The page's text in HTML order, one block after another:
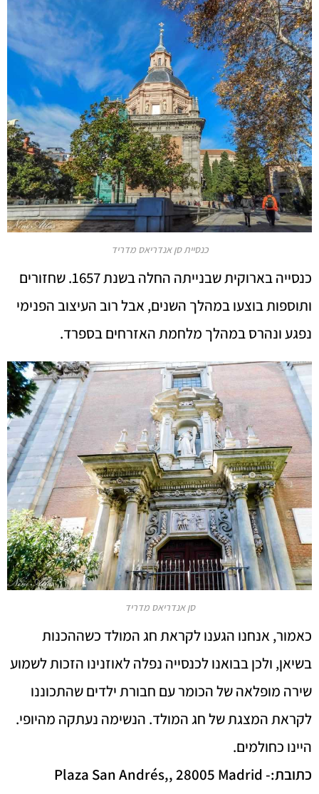
כנסיית סן אנדריאס מדריד
כנסייה בארוקית שבנייתה החלה בשנת 1657. שחזורים
ותוספות בוצעו במהלך השנים, אבל רוב העיצוב הפנימי
נפגע ונהרס במהלך מלחמת האזרחים בספרד.
סן אנדריאס מדריד
כאמור, אנחנו הגענו לקראת חג המולד כשההכנות
בשיאן, ולכן בבואנו לכנסייה נפלה לאוזנינו הזכות לשמוע
שירה מופלאה של הכומר עם חבורת ילדים שהתכוננו
לקראת המצגת של חג המולד. הנשימה נעתקה מהיופי.
היינו כחולמים.
כתובת:-Plaza San Andrés,, 28005 Madrid